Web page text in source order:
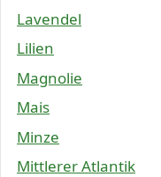
Lavendel
Lilien
Magnolie
Mais
Minze
Mittlerer Atlantik